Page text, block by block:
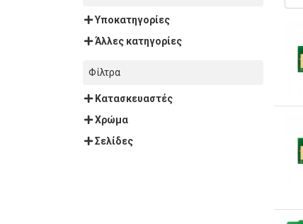
Υποκατηγορίες
Άλλες κατηγορίες
Φίλτρα
Κατασκευαστές
Χρώμα
Σελίδες